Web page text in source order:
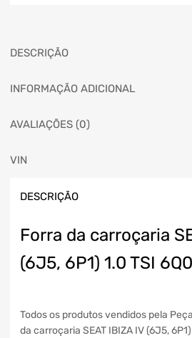
DESCRIÇÃO
INFORMAÇÃO ADICIONAL
AVALIAÇÕES (0)
VIN
DESCRIÇÃO
Forra da carroçaria
(6J5, 6P1) 1.0 TSI
Todos os produtos vendidos pela
da carroçaria SEAT IBIZA IV (6J5,